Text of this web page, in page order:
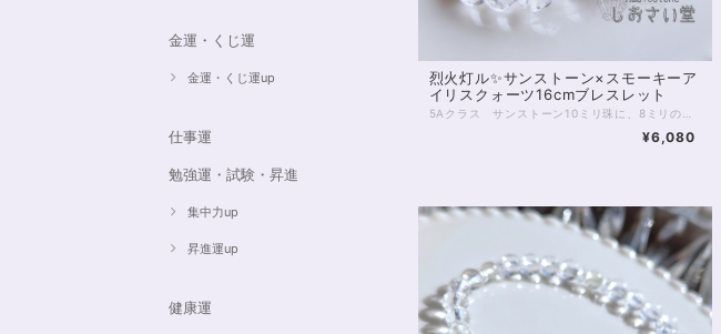
金運・くじ運
金運・くじ運up
仕事運
勉強運・試験・昇進
集中力up
昇進運up
健康運
烈火灯ル✨サンストーン×スモーキーア
イリスクォーツ16cmブレスレット
¥6,080